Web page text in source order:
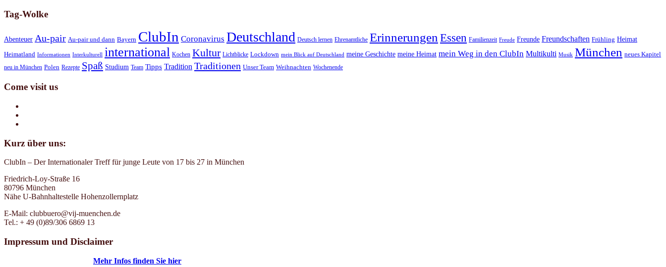
Tag-Wolke
Abenteuer Au-pair Au-pair und dann Bayern ClubIn Coronavirus Deutschland Deutsch lernen Ehrenamtliche ErinnerungenEssen Familienzeit Freude Freunde Freundschaften Frühling Heimat
Heimatland Informationen Interkulturell international Kochen Kultur Lichtblicke Lockdown mein Blick auf Deutschland meine Geschichte meine Heimat mein Weg in den ClubIn Multikulti Musik München neues Kapitel
neu in München Polen Rezepte Spaß Studium Team Tipps Tradition Traditionen Unser Team Weihnachten Wochenende
Come visit us
Kurz über uns:
ClubIn – Der Internationaler Treff für junge Leute von 17 bis 27 in München
Friedrich-Loy-Straße 16
80796 München
Nähe U-Bahnhaltestelle Hohenzollernplatz
E-Mail: clubbuero@vij-muenchen.de
Tel.: + 49 (0)89/306 6869 13
Impressum und Disclaimer
Mehr Infos finden Sie hier